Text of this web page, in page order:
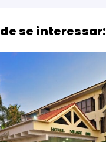
se interessar: